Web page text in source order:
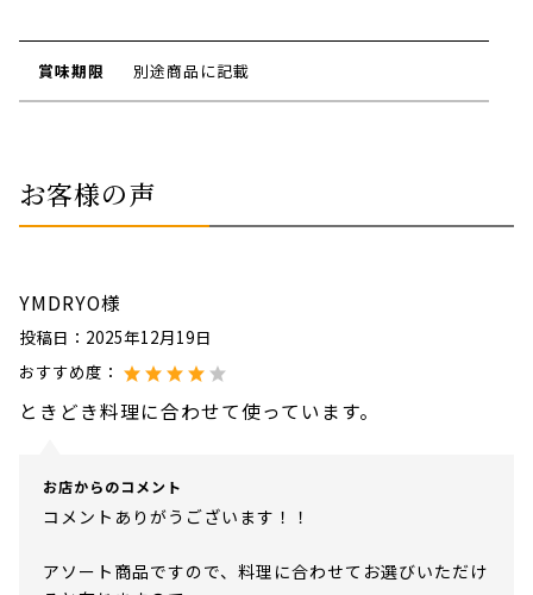
賞味期限 別途商品に記載
お客様の声
YMDRYO様
投稿日： 2025年12月19日
おすすめ度：
ときどき料理に合わせて使っています。
お店からのコメント
コメントありがうございます！！
アソート商品ですので、料理に合わせてお選びいただけ